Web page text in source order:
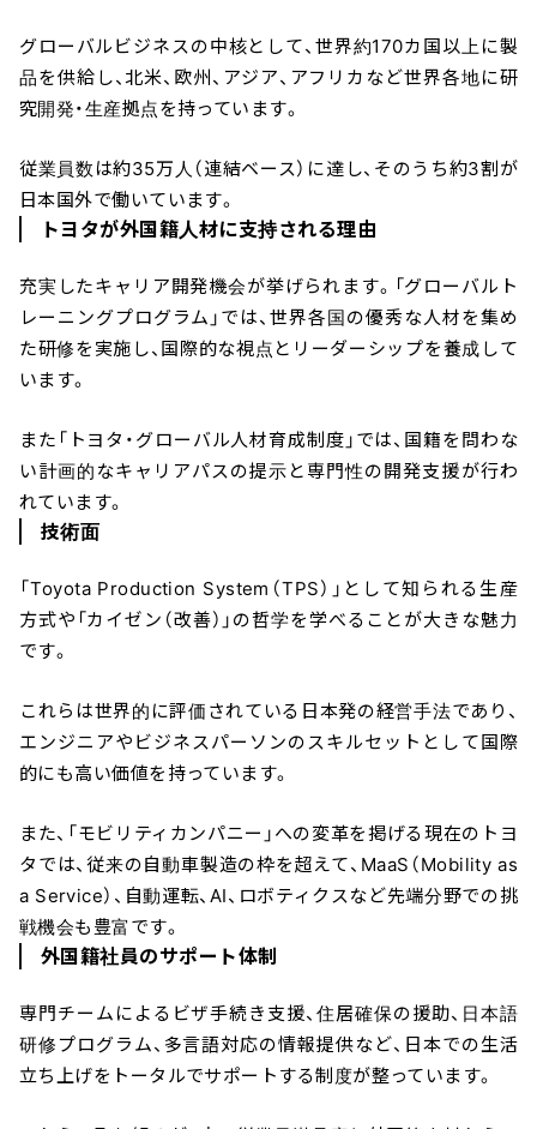
グローバルビジネスの中核として、世界約170カ国以上に製
品を供給し、北米、欧州、アジア、アフリカなど世界各地に研
究開発・生産拠点を持っています。
従業員数は約35万人（連結ベース）に達し、そのうち約3割が
日本国外で働いています。
トヨタが外国籍人材に支持される理由
充実したキャリア開発機会が挙げられます。「グローバルト
レーニングプログラム」では、世界各国の優秀な人材を集め
た研修を実施し、国際的な視点とリーダーシップを養成して
います。
また「トヨタ・グローバル人材育成制度」では、国籍を問わな
い計画的なキャリアパスの提示と専門性の開発支援が行わ
れています。
技術面
「Toyota Production System（TPS）」として知られる生産
方式や「カイゼン（改善）」の哲学を学べることが大きな魅力
です。
これらは世界的に評価されている日本発の経営手法であり、
エンジニアやビジネスパーソンのスキルセットとして国際
的にも高い価値を持っています。
また、「モビリティカンパニー」への変革を掲げる現在のトヨ
タでは、従来の自動車製造の枠を超えて、MaaS（Mobility as
a Service）、自動運転、AI、ロボティクスなど先端分野での挑
戦機会も豊富です。
外国籍社員のサポート体制
専門チームによるビザ手続き支援、住居確保の援助、日本語
研修プログラム、多言語対応の情報提供など、日本での生活
立ち上げをトータルでサポートする制度が整っています。